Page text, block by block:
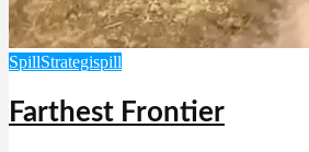
SpillStrategispill
Farthest Frontier